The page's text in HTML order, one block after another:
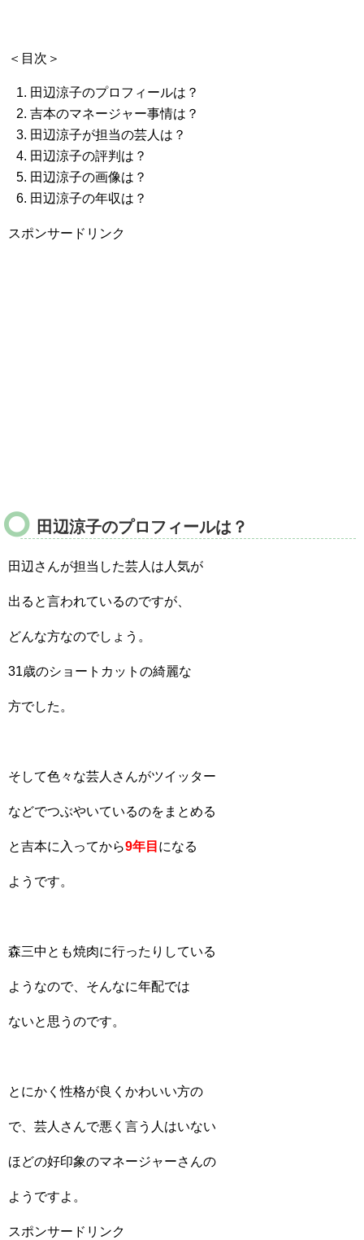
＜目次＞
田辺涼子のプロフィールは？
吉本のマネージャー事情は？
田辺涼子が担当の芸人は？
田辺涼子の評判は？
田辺涼子の画像は？
田辺涼子の年収は？
スポンサードリンク
田辺涼子のプロフィールは？
田辺さんが担当した芸人は人気が
出ると言われているのですが、
どんな方なのでしょう。
31歳のショートカットの綺麗な
方でした。
そして色々な芸人さんがツイッター
などでつぶやいているのをまとめる
と吉本に入ってから9年目 になる
ようです。
森三中とも焼肉に行ったりしている
ようなので、そんなに年配では
ないと思うのです。
とにかく性格が良くかわいい方の
で、芸人さんで悪く言う人はいない
ほどの好印象のマネージャーさんの
ようですよ。
スポンサードリンク